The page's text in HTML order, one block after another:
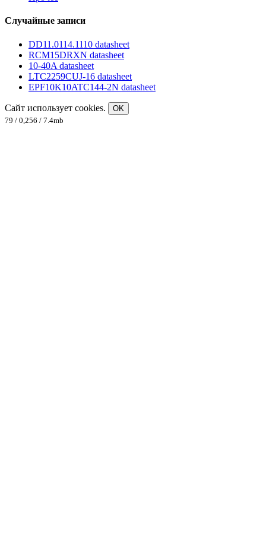
Случайные записи
DD11.0114.1110 datasheet
RCM15DRXN datasheet
10-40A datasheet
LTC2259CUJ-16 datasheet
EPF10K10ATC144-2N datasheet
Сайт использует cookies.
OK
79 / 0,256 / 7.4mb